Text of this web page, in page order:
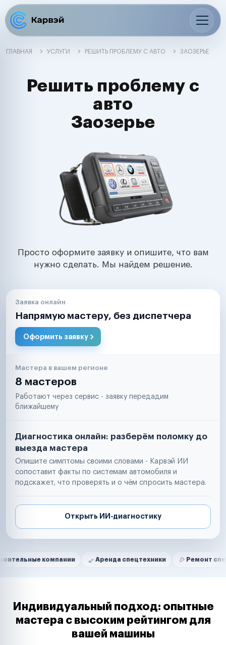
ГЛАВНАЯ УСЛУГИ РЕШИТЬ ПРОБЛЕМУ С АВТО ЗАОЗЕРЬЕ
Решить проблему с
авто
Заозерье
Просто оформите заявку и опишите, что вам
нужно сделать. Мы найдем решение.
Заявка онлайн
Напрямую мастеру, без диспетчера
Оформить заявку
Мастера в вашем регионе
8 мастеров
Работают через сервис - заявку передадим
ближайшему
Диагностика онлайн: разберём поломку до
выезда мастера
Опишите симптомы своими словами - Карвэй ИИ
сопоставит факты по системам автомобиля и
подскажет, что проверять и о чём спросить мастера.
Открыть ИИ-диагностику
Нам доверяютАренда спецтехники Ремонт спецтехники
Маркетплейсы
Таксопарки
Автодилеры
Индивидуальный подход: опытные
мастера с высоким рейтингом для
вашей машины